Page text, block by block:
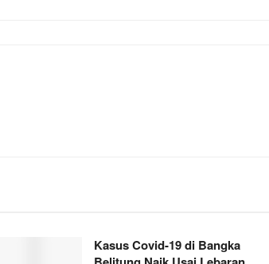
Kasus Covid-19 di Bangka